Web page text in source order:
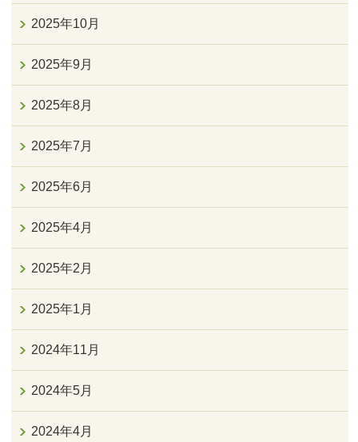
2025年10月
2025年9月
2025年8月
2025年7月
2025年6月
2025年4月
2025年2月
2025年1月
2024年11月
2024年5月
2024年4月